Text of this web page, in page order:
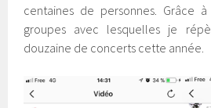
centaines de personnes. Grâce
groupes avec lesquelles je
douzaine de concerts cette année.